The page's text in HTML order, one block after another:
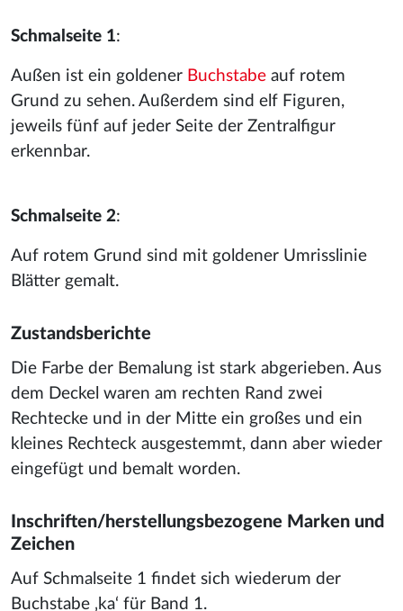
Schmalseite 1:
Außen ist ein goldener Buchstabe auf rotem
Grund zu sehen. Außerdem sind elf Figuren,
jeweils fünf auf jeder Seite der Zentralfigur
erkennbar.
Schmalseite 2:
Auf rotem Grund sind mit goldener Umrisslinie
Blätter gemalt.
Zustandsberichte
Die Farbe der Bemalung ist stark abgerieben. Aus
dem Deckel waren am rechten Rand zwei
Rechtecke und in der Mitte ein großes und ein
kleines Rechteck ausgestemmt, dann aber wieder
eingefügt und bemalt worden.
Inschriften/herstellungsbezogene Marken und
Zeichen
Auf Schmalseite 1 findet sich wiederum der
Buchstabe ‚ka‘ für Band 1.